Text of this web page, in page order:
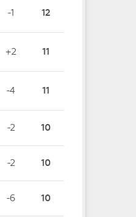
-1 12
+2 11
-4 11
-2 10
-2 10
-6 10